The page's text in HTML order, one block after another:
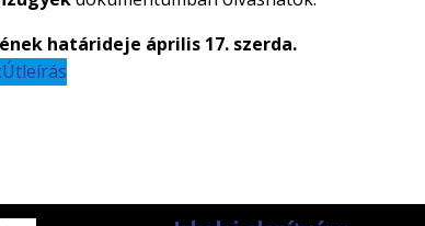
határideje április 17. szerda.
Útleírás